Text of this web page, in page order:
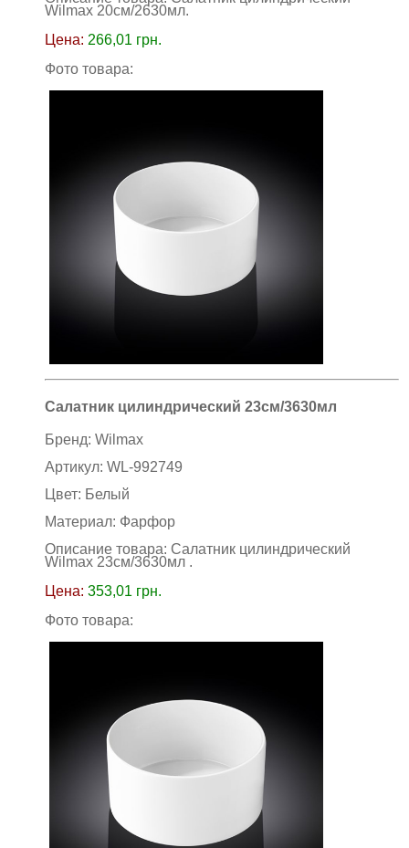
Wilmax 20см/2630мл.
Цена: 266,01 грн.
Фото товара:
Салатник цилиндрический 23см/3630мл
Бренд: Wilmax
Артикул: WL-992749
Цвет: Белый
Материал: Фарфор
Описание товара: Салатник цилиндрический
Wilmax 23см/3630мл .
Цена: 353,01 грн.
Фото товара: